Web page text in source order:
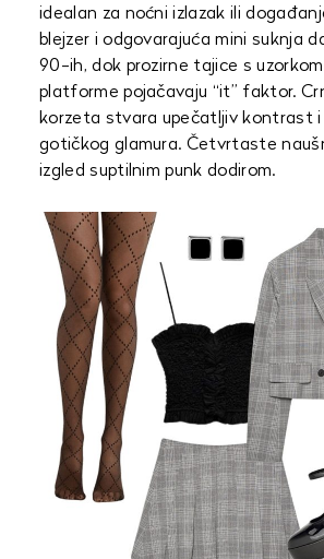
idealan za noćni izlazak ili
blejzer i odgovarajuća mini suknja
90-ih, dok prozirne tajice s
platforme pojačavaju “it” faktor.
korzeta stvara upečatljiv kontrast i
gotičkog glamura. Četvrtaste
izgled suptilnim punk dodirom.